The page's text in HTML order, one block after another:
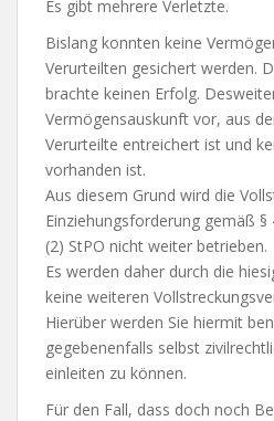
Es gibt mehrere Verletzte.
Bislang konnten keine
Verurteilten gesichert werden.
brachte keinen Erfolg.
Vermögensauskunft vor, aus
Verurteilte entreichert ist und
vorhanden ist.
Aus diesem Grund wird die
Einziehungsforderung gemäß §
(2) StPO nicht weiter betrieben.
Es werden daher durch die
keine weiteren
Hierüber werden Sie hiermit
gegebenenfalls selbst
einleiten zu können.
Für den Fall, dass doch noch